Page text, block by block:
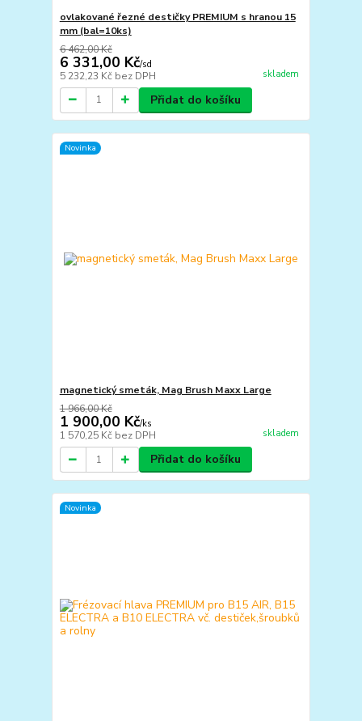
ovlakované řezné destičky PREMIUM s hranou 15
mm (bal=10ks)
6 462,00 Kč
6 331,00 Kč/sd
5 232,23 Kč bez DPH skladem
Přidat do košíku
Novinka
magnetický smeták, Mag Brush Maxx Large
1 966,00 Kč
1 900,00 Kč/ks
1 570,25 Kč bez DPH skladem
Přidat do košíku
Novinka